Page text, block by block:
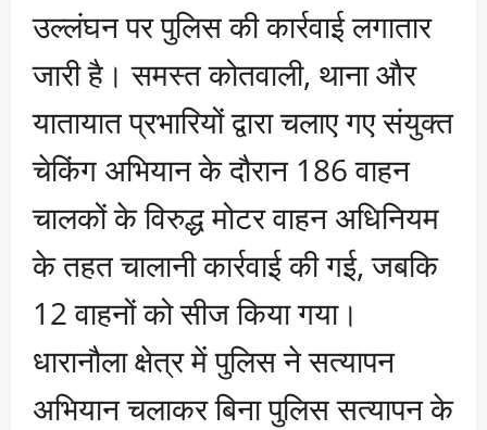
उल्लंघन पर पुलिस की कार्रवाई लगातार
जारी है। समस्त कोतवाली, थाना और
यातायात प्रभारियों द्वारा चलाए गए संयुक्त
चेकिंग अभियान के दौरान 186 वाहन
चालकों के विरुद्ध मोटर वाहन अधिनियम
के तहत चालानी कार्रवाई की गई, जबकि
12 वाहनों को सीज किया गया।
धारानौला क्षेत्र में पुलिस ने सत्यापन
अभियान चलाकर बिना पुलिस सत्यापन के